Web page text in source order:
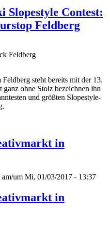
Slopestyle Contest:
Feldberg
Feldberg
steht bereits mit der 13.
ohne Stolz bezeichnen ihn
und größten Slopestyle-
in
am/um Mi, 01/03/2017 - 13:37
in